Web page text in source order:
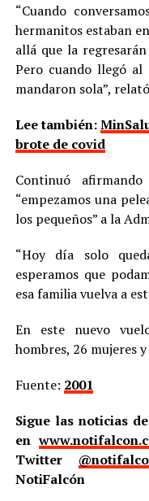
“Cuando
hermanitos estaban
allá que la
Pero cuando llegó
mandaron sola”,
Lee también:
brote de covid
Continuó
“empezamos una
los pequeños” a la
“Hoy día solo
esperamos que
esa familia vuelva a
En este nuevo
hombres, 26 mujeres
Fuente: 2001
Sigue las noticias
en
Twitter
NotiFalcón